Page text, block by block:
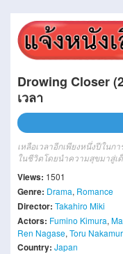
Drowing Closer
เวลา
เหลือเวลาอีกเพียงหนึ่งปีใน
ในชีวิตโดยนําความสุขมาสู่เ
Views: 1501
Genre: Drama, Romance
Director: Takahiro Miki
Actors: Fumino Kimura,
Ren Nagase, Toru
Country: Japan